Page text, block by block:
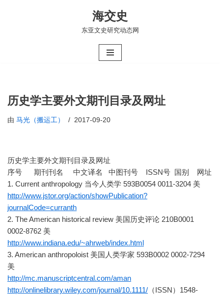
海交史
东亚文史研究动态网
历史学主要外文期刊目录及网址
由 马光（搬运工） 2017-09-20
历史学主要外文期刊目录及网址
序号 期刊刊名 中文译名 中图刊号 ISSN号 国别 网址
1. Current anthropology 当今人类学 593B0054 0011-3204 美
http://www.jstor.org/action/showPublication?
journalCode=curranth
2. The American historical review 美国历史评论 210B0001
0002-8762 美
http://www.indiana.edu/~ahrweb/index.html
3. American anthropoloist 美国人类学家 593B0002 0002-7294
美
http://mc.manuscriptcentral.com/aman
http://onlinelibrary.wiley.com/journal/10.1111/ （ISSN）1548-